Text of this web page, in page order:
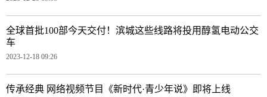
全球首批100部今天交付！滨城这些线路将投用醇氢电动公交
车
2023-12-18 09:26
传承经典 网络视频节目《新时代·青少年说》即将上线